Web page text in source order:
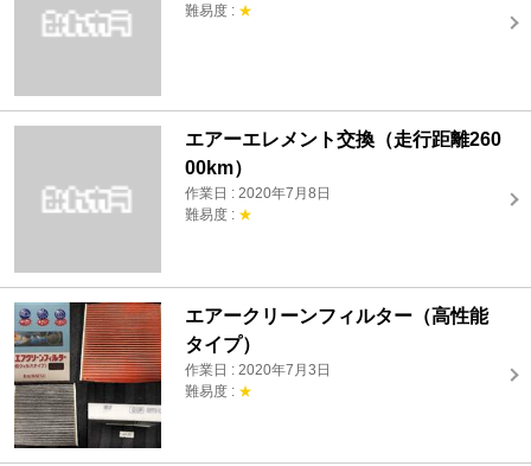
難易度 : ★
エアーエレメント交換（走行距離260
00km）
作業日 : 2020年7月8日
難易度 : ★
エアークリーンフィルター（高性能
タイプ）
作業日 : 2020年7月3日
難易度 : ★